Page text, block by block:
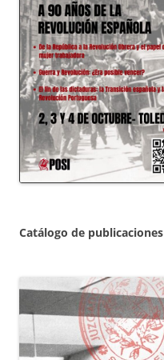
Catálogo de publicaciones